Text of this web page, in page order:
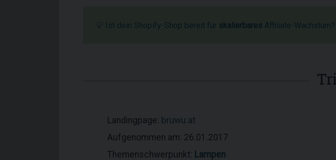
💡 Ist dein Shopify-Shop bereit für skalierbares Affiliate-Wachstum?
Landingpage: bruwu.at
Aufgenommen am: 26.01.2017
Themenschwerpunkt: Lampen